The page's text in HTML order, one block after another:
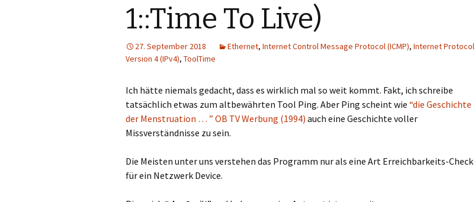
1::Time To Live)
27. September 2018 Ethernet, Internet Control Message Protocol (ICMP), Internet Protocol
Version 4 (IPv4), ToolTime
Ich hätte niemals gedacht, dass es wirklich mal so weit kommt. Fakt, ich schreibe
tatsächlich etwas zum altbewährten Tool Ping. Aber Ping scheint wie “die Geschichte
der Menstruation … ” OB TV Werbung (1994) auch eine Geschichte voller
Missverständnisse zu sein.
Die Meisten unter uns verstehen das Programm nur als eine Art Erreichbarkeits-Check
für ein Netzwerk Device.